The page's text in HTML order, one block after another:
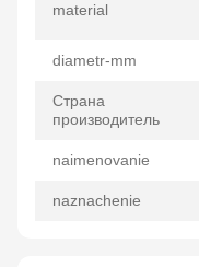
material
diametr-mm
Страна
производитель
naimenovanie
naznachenie